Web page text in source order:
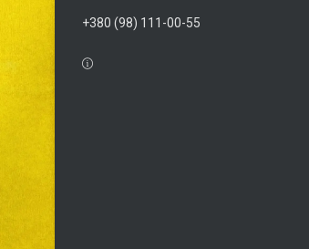
+380 (98) 111-00-55